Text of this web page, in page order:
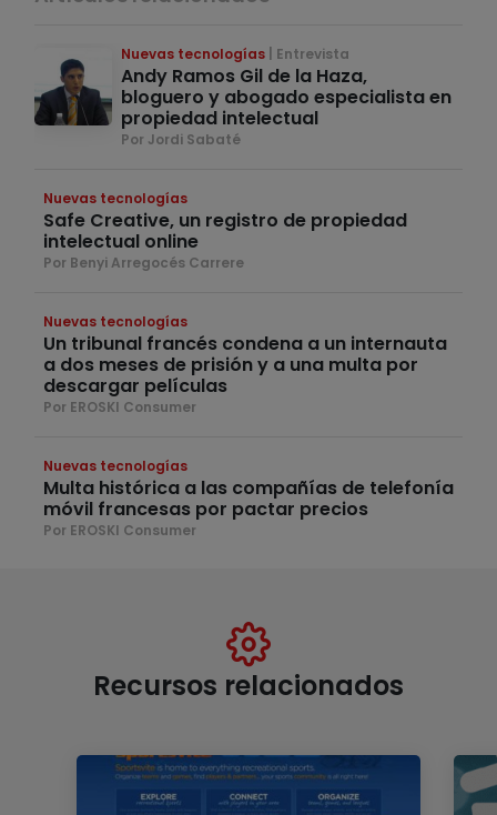
Nuevas tecnologías Entrevista
Andy Ramos Gil de la Haza,
bloguero y abogado especialista en
propiedad intelectual
Por Jordi Sabaté
Nuevas tecnologías
Safe Creative, un registro de propiedad
intelectual online
Por Benyi Arregocés Carrere
Nuevas tecnologías
Un tribunal francés condena a un internauta
a dos meses de prisión y a una multa por
descargar películas
Por EROSKI Consumer
Nuevas tecnologías
Multa histórica a las compañías de telefonía
móvil francesas por pactar precios
Por EROSKI Consumer
Recursos relacionados